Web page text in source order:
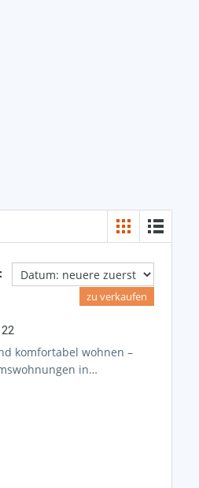
zu verkaufen
komfortabel wohnen –
in…